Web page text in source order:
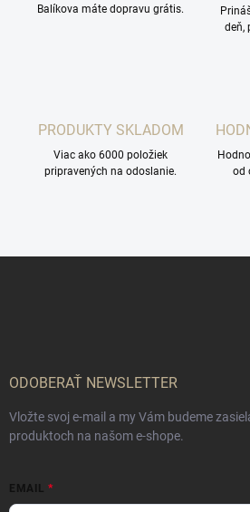
Balíkova máte dopravu grátis.
deň,
PRODUKTY SKLADOM
Viac ako 6000 položiek
pripravených na odoslanie.
od
ODOBERAŤ NEWSLETTER
Vložte svoj e-mail a my Vám budeme
produktoch na našom e-shope.
EMAIL